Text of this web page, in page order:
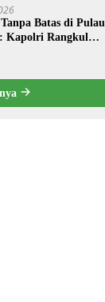
Berjalan Maksimal
Batas di Pulau
Kapolri Rangkul